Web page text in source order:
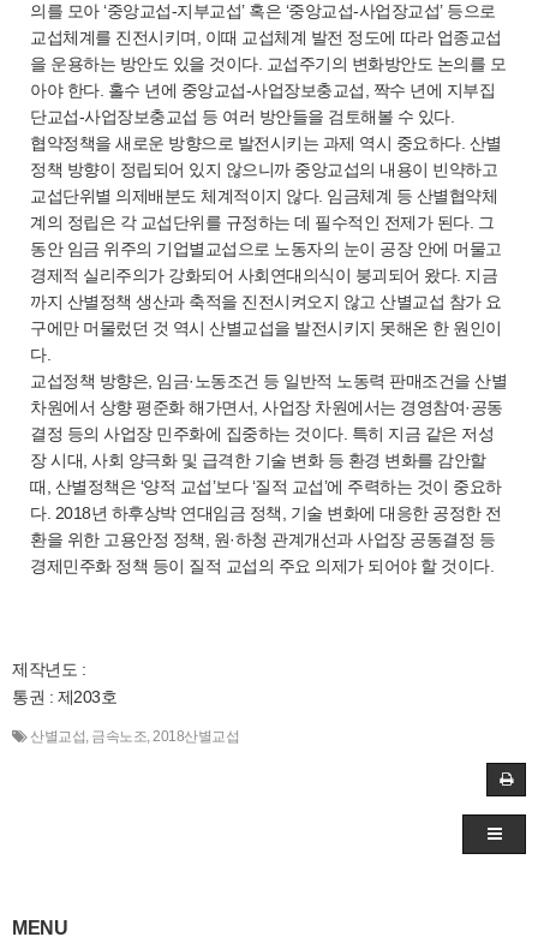
의를 모아 ‘중앙교섭-지부교섭’ 혹은 ‘중앙교섭-사업장교섭’ 등으로
교섭체계를 진전시키며, 이때 교섭체계 발전 정도에 따라 업종교섭
을 운용하는 방안도 있을 것이다. 교섭주기의 변화방안도 논의를 모
아야 한다. 홀수 년에 중앙교섭-사업장보충교섭, 짝수 년에 지부집
단교섭-사업장보충교섭 등 여러 방안들을 검토해볼 수 있다.
협약정책을 새로운 방향으로 발전시키는 과제 역시 중요하다. 산별
정책 방향이 정립되어 있지 않으니까 중앙교섭의 내용이 빈약하고
교섭단위별 의제배분도 체계적이지 않다. 임금체계 등 산별협약체
계의 정립은 각 교섭단위를 규정하는 데 필수적인 전제가 된다. 그
동안 임금 위주의 기업별교섭으로 노동자의 눈이 공장 안에 머물고
경제적 실리주의가 강화되어 사회연대의식이 붕괴되어 왔다. 지금
까지 산별정책 생산과 축적을 진전시켜오지 않고 산별교섭 참가 요
구에만 머물렀던 것 역시 산별교섭을 발전시키지 못해온 한 원인이
다.
교섭정책 방향은, 임금·노동조건 등 일반적 노동력 판매조건을 산별
차원에서 상향 평준화 해가면서, 사업장 차원에서는 경영참여·공동
결정 등의 사업장 민주화에 집중하는 것이다. 특히 지금 같은 저성
장 시대, 사회 양극화 및 급격한 기술 변화 등 환경 변화를 감안할
때, 산별정책은 ‘양적 교섭’보다 ‘질적 교섭’에 주력하는 것이 중요하
다. 2018년 하후상박 연대임금 정책, 기술 변화에 대응한 공정한 전
환을 위한 고용안정 정책, 원·하청 관계개선과 사업장 공동결정 등
경제민주화 정책 등이 질적 교섭의 주요 의제가 되어야 할 것이다.
제작년도 :
통권 : 제203호
산별교섭, 금속노조,2018산별교섭
MENU